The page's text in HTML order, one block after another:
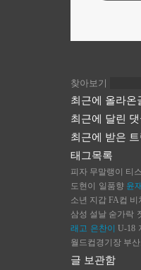
찾아보기
최근에 올라온
최근에 달린 댓
최근에 받은 트
태그목록
피자 무말랭이 티
도현이 일품향 윤
소년 지갑 FA컵 비
삼성 설날 숟가락
래고 은찬이 U-18
월드컵경기장 부
글 보관함